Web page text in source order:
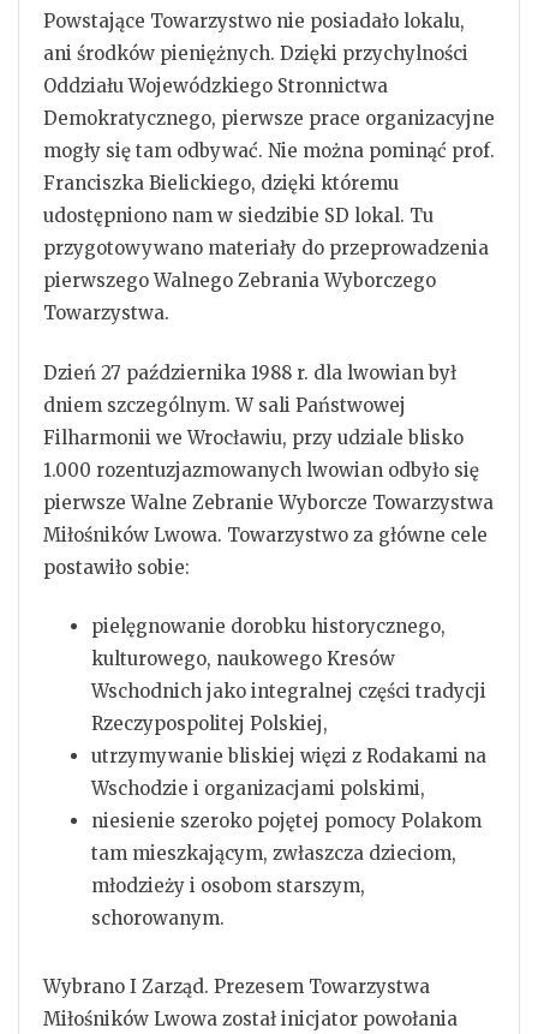
Powstające Towarzystwo nie posiadało lokalu,
ani środków pieniężnych. Dzięki przychylności
Oddziału Wojewódzkiego Stronnictwa
Demokratycznego, pierwsze prace organizacyjne
mogły się tam odbywać. Nie można pominąć prof.
Franciszka Bielickiego, dzięki któremu
udostępniono nam w siedzibie SD lokal. Tu
przygotowywano materiały do przeprowadzenia
pierwszego Walnego Zebrania Wyborczego
Towarzystwa.
Dzień 27 października 1988 r. dla lwowian był
dniem szczególnym. W sali Państwowej
Filharmonii we Wrocławiu, przy udziale blisko
1.000 rozentuzjazmowanych lwowian odbyło się
pierwsze Walne Zebranie Wyborcze Towarzystwa
Miłośników Lwowa. Towarzystwo za główne cele
postawiło sobie:
pielęgnowanie dorobku historycznego,
kulturowego, naukowego Kresów
Wschodnich jako integralnej części tradycji
Rzeczypospolitej Polskiej,
utrzymywanie bliskiej więzi z Rodakami na
Wschodzie i organizacjami polskimi,
niesienie szeroko pojętej pomocy Polakom
tam mieszkającym, zwłaszcza dzieciom,
młodzieży i osobom starszym,
schorowanym.
Wybrano I Zarząd. Prezesem Towarzystwa
Miłośników Lwowa został inicjator powołania